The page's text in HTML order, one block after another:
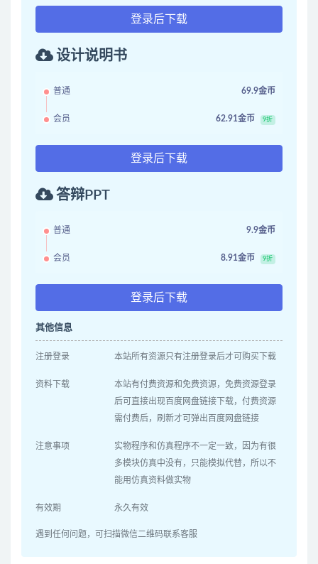
登录后下载
设计说明书
普通 69.9金币
会员 62.91金币 9折
登录后下载
答辩PPT
普通 9.9金币
会员 8.91金币 9折
登录后下载
其他信息
注册登录 本站所有资源只有注册登录后才可购买下载
资料下载
本站有付费资源和免费资源，免费资源登录
后可直接出现百度网盘链接下载，付费资源
需付费后，刷新才可弹出百度网盘链接
注意事项
实物程序和仿真程序不一定一致，因为有很
多模块仿真中没有，只能模拟代替，所以不
能用仿真资料做实物
有效期 永久有效
遇到任何问题，可扫描微信二维码联系客服